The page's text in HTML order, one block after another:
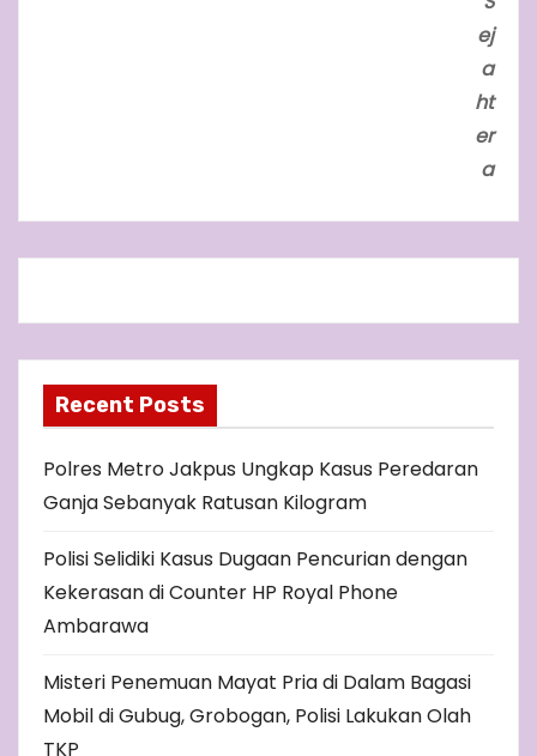
ej
a
ht
er
a
Recent Posts
Polres Metro Jakpus Ungkap Kasus Peredaran
Ganja Sebanyak Ratusan Kilogram
Polisi Selidiki Kasus Dugaan Pencurian dengan
Kekerasan di Counter HP Royal Phone
Ambarawa
Misteri Penemuan Mayat Pria di Dalam Bagasi
Mobil di Gubug, Grobogan, Polisi Lakukan Olah
TKP